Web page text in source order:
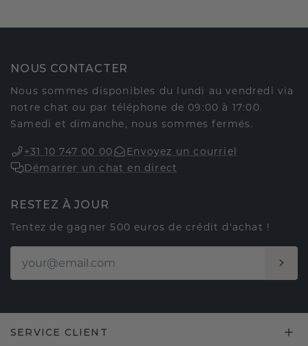
NOUS CONTACTER
Nous sommes disponibles du lundi au vendredi via
notre chat ou par téléphone de 09:00 à 17:00.
Samedi et dimanche, nous sommes fermés.
+31 10 747 00 00
Envoyez un courriel
Démarrer un chat en direct
RESTEZ À JOUR
Tentez de gagner 500 euros de crédit d'achat !
SERVICE CLIENT